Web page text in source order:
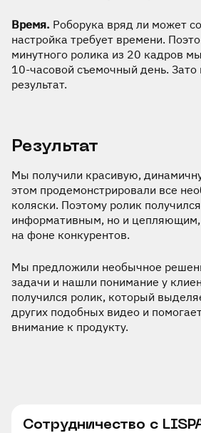
Время. Роборука вряд ли может
настройка требует времени.
минутного ролика из 20 кадров
10-часовой съемочный день. Зато
результат.
Результат
Мы получили красивую,
этом продемонстрировали все
коляски. Поэтому ролик
информативным, но и
на фоне конкурентов.
Мы предложили необычное
задачи и нашли понимание у
получился ролик, который
других подобных видео и
внимание к продукту.
Сотрудничество с